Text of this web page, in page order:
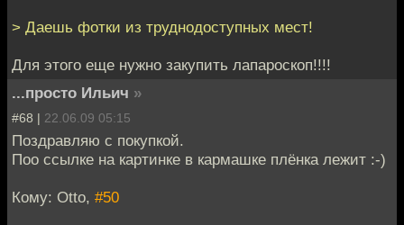
> Даешь фотки из труднодоступных мест!
Для этого еще нужно закупить лапароскоп!!!!
...просто Ильич »
#68 | 22.06.09 05:15
Поздравляю с покупкой.
Поо ссылке на картинке в кармашке плёнка лежит :-)
Кому: Otto, #50